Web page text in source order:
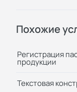
Похожие
Регистрация
продукции
Текстовая